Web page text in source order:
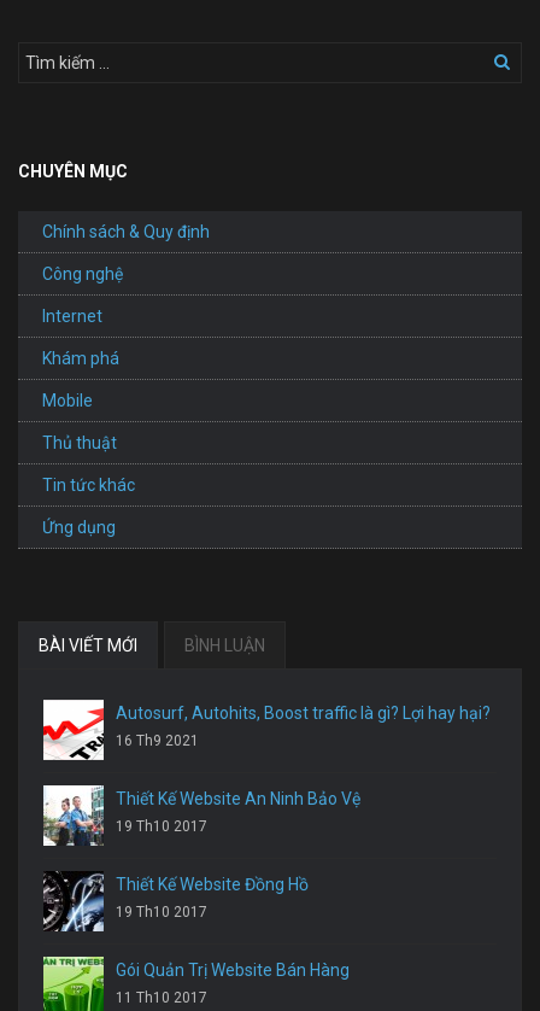
CHUYÊN MỤC
Chính sách & Quy định
Công nghệ
Internet
Khám phá
Mobile
Thủ thuật
Tin tức khác
Ứng dụng
BÀI VIẾT MỚI BÌNH LUẬN
Autosurf, Autohits, Boost traffic là gì? Lợi hay hại?
16 Th9 2021
Thiết Kế Website An Ninh Bảo Vệ
19 Th10 2017
Thiết Kế Website Đồng Hồ
19 Th10 2017
Gói Quản Trị Website Bán Hàng
11 Th10 2017